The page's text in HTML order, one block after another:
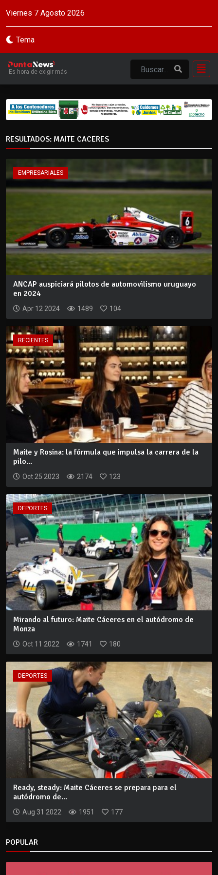
Viernes 7 Agosto 2026
Tema
Es hora de exigir más
RESULTADOS: MAITE CACERES
EMPRESARIALES
ANCAP auspiciará pilotos de automovilismo uruguayo
en 2024
Apr 12 2024 1489 104
RECIENTES
Maite y Rosina: la fórmula que impulsa la carrera de la
pilo...
Oct 25 2023 2174 123
DEPORTES
Mirando al futuro: Maite Cáceres en el autódromo de
Monza
Oct 11 2022 1741 180
DEPORTES
Ready, steady: Maite Cáceres se prepara para el
autódromo de...
Aug 31 2022 1951 177
POPULAR